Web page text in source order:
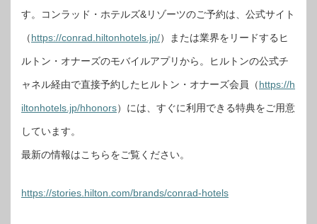
す。コンラッド・ホテルズ&リゾーツのご予約は、公式サイト
（https://conrad.hiltonhotels.jp/）または業界をリードするヒ
ルトン・オナーズのモバイルアプリから。ヒルトンの公式チ
ャネル経由で直接予約したヒルトン・オナーズ会員（https://h
iltonhotels.jp/hhonors）には、すぐに利用できる特典をご用意
しています。
最新の情報はこちらをご覧ください。
https://stories.hilton.com/brands/conrad-hotels